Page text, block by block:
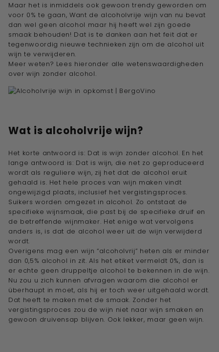
n
a
d
v
i
s
e
u
Maar het is inmiddels ook gewoon trendy geworden om
voor 0% te gaan, Want de alcoholvrije wijn van nu bevat
dan wel geen alcohol maar hij heeft wel zijn goede
smaak behouden! Dat is te danken aan het feit dat er
tegenwoordig nieuwe technieken zijn om de alcohol uit
wijn te verwijderen.
Meer weten? Lees hieronder alle wetenswaardigheden
over wijn zonder alcohol.
Wat is alcoholvrije wijn?
Het korte antwoord is: Dat is wijn zonder alcohol. En het
lange antwoord is: Dat is wijn, die net zo geproduceerd
wordt als reguliere wijn, zij het dat de alcohol eruit
gehaald is. Het hele proces van wijn maken vindt
ongewijzigd plaats, inclusief hetvergistingsproces.
Suikers worden omgezet in alcohol. Zo ontstaat de
specifieke wijnsmaak, die past bij de specifieke druif en
de betreffende wijnmaker. Het enige wat vervolgens
anders is, is dat de alcohol weer uit de wijn verwijderd
wordt.
Overigens mag een wijn “alcoholvrij” heten als er minder
dan 0,5% alcohol in zit. Als het etiket vermeldt 0%, dan is
er echte geen druppeltje alcohol te bekennen in de wijn.
Nu zou u zich kunnen afvragen waarom die alcohol er
überhaupt in moet, als hij er toch weer uitgehaald wordt.
Dat heeft te maken met de smaak. Zonder het
vergistingsproces zou de wijn niet naar wijn smaken en
gewoon druivensap blijven. Ook lekker, maar geen wijn.